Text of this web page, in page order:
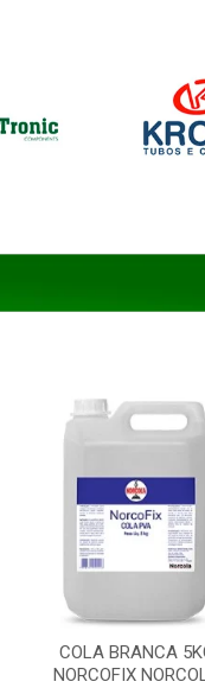
COLA BRANCA
NORCOFIX